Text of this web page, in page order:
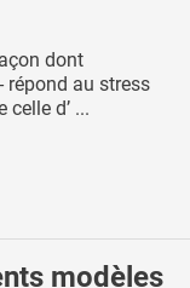
dont
répond au stress
d’ ...
modèles